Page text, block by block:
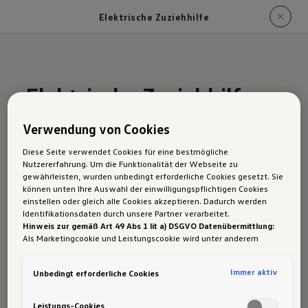
Elektrische Zuziehhilfe
Elektrische Zuziehhilfe
Die optionale elektrische Zuziehhilfe sorgt für die
Extra-Portion Komfort in Ihrem Alltag. Bereits
ein leichtes ins Schloss fallen sorgt dafür, dass
die Tür automatisch geschlossen wird.
Besonders beim Kofferraum ist dieses Feature
praktisch.
Verwendung von Cookies
Diese Seite verwendet Cookies für eine bestmögliche
Nutzererfahrung. Um die Funktionalität der Webseite zu
gewährleisten, wurden unbedingt erforderliche Cookies gesetzt. Sie
können unten Ihre Auswahl der einwilligungspflichtigen Cookies
einstellen oder gleich alle Cookies akzeptieren. Dadurch werden
Identifikationsdaten durch unsere Partner verarbeitet.
Hinweis zur gemäß Art 49 Abs 1 lit a) DSGVO Datenübermittlung:
Als Marketingcookie und Leistungscookie wird unter anderem
Daten in die USA (insbesondere dort an die Google LLC) weitergibt.
Unbedingt erforderliche Cookies Immer aktiv
Leistungs-Cookies